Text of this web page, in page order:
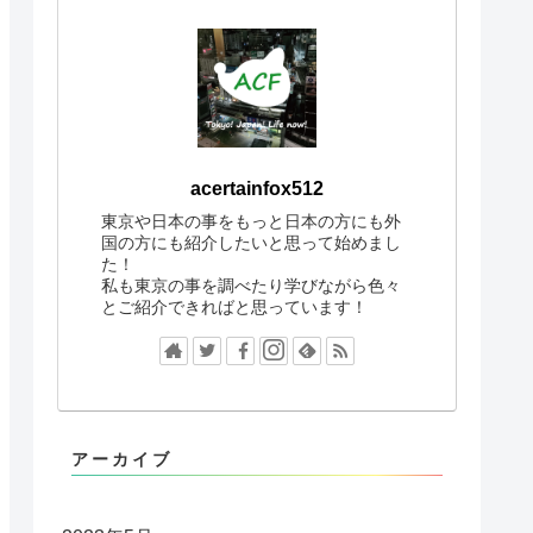
acertainfox512
東京や日本の事をもっと日本の方にも外
国の方にも紹介したいと思って始めまし
た！
私も東京の事を調べたり学びながら色々
とご紹介できればと思っています！
アーカイブ